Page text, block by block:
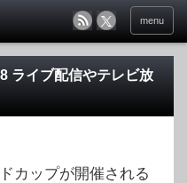
menu
ライブ配信やテレビ放
カップが開催される